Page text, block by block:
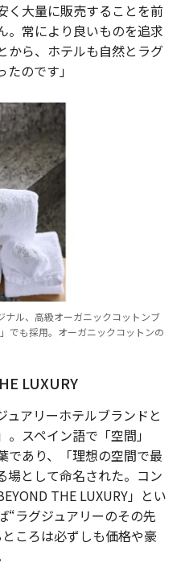
く大量に販売することを前
。常により良いものを追求
から、ホテルも自然とラグ
のです」
ル、高級オーガニックコットンブ
でも採用。オーガニックコットンの
LUXURY
ュアリーホテルブランドと
スペイン語で「空間」
であり、「理想の空間で最
場として命名された。コン
THE LUXURY」とい
“ラグジュアリーのその先
ころは必ずしも価格や豪